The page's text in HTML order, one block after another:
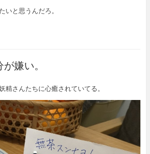
いと思うんだろ。
嫌い。
精さんたちに心癒されていてる。